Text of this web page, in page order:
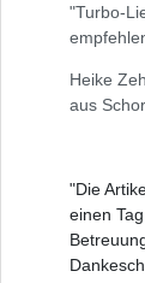
"Turbo-
Heike
aus
"Die
einen